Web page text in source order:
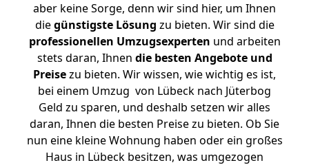
aber keine Sorge, denn wir sind hier, um Ihnen
diegünstigste Lösung zu bieten. Wir sind die
professionellen Umzugsexperten und arbeiten
stets daran, Ihnen die besten Angebote und
Preisezu bieten. Wir wissen, wie wichtig es ist,
bei einem Umzug von Lübeck nach Jüterbog
Geld zu sparen, und deshalb setzen wir alles
daran, Ihnen die besten Preise zu bieten. Ob Sie
nun eine kleine Wohnung haben oder ein großes
Haus in Lübeck besitzen, was umgezogen